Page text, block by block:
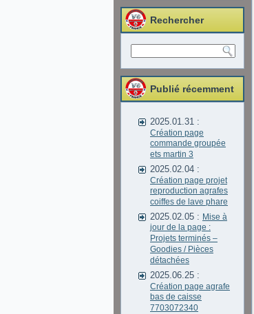
Rechercher
Publié récemment
2025.01.31 :
Création page
commande groupée
ets martin 3
2025.02.04 :
Création page projet
reproduction agrafes
coiffes de lave phare
2025.02.05 : Mise à
jour de la page :
Projets terminés –
Goodies / Pièces
détachées
2025.06.25 :
Création page agrafe
bas de caisse
7703072340